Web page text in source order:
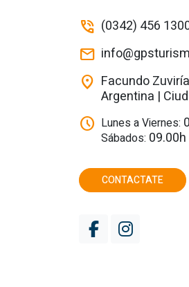
phone_in_talk (0342) 456
mail
location_on Facundo
Argentina |
schedule Lunes a Viernes:
Sábados:
CONTACTATE